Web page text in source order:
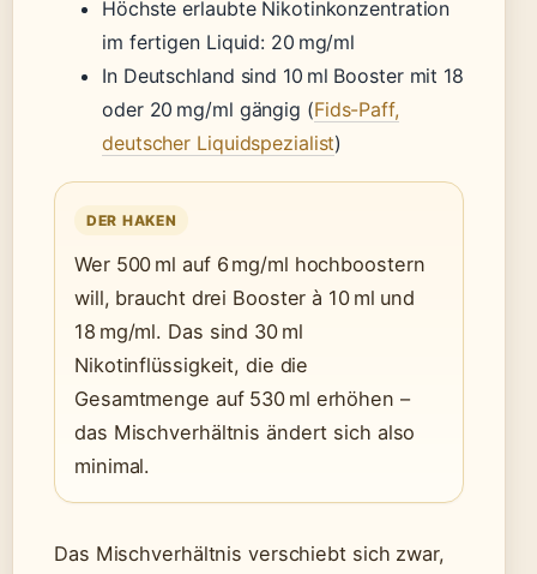
Höchste erlaubte Nikotinkonzentration
im fertigen Liquid: 20 mg/ml
In Deutschland sind 10 ml Booster mit 18
oder 20 mg/ml gängig (Fids-Paff,
deutscher Liquidspezialist)
DER HAKEN
Wer 500 ml auf 6 mg/ml hochboostern
will, braucht drei Booster à 10 ml und
18 mg/ml. Das sind 30 ml
Nikotinflüssigkeit, die die
Gesamtmenge auf 530 ml erhöhen –
das Mischverhältnis ändert sich also
minimal.
Das Mischverhältnis verschiebt sich zwar,